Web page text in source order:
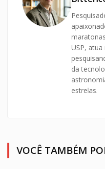
USP, atua
da
estrelas.
VOCÊ TAMBÉM